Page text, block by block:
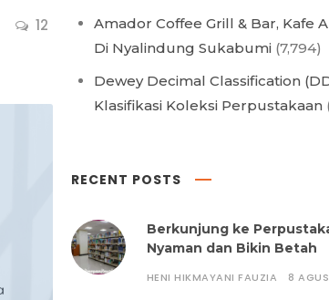
12
Amador Coffee Grill & Bar, Kafe
Di Nyalindung Sukabumi (7,794)
Dewey Decimal Classification
Klasifikasi Koleksi Perpustakaan
RECENT POSTS
Berkunjung ke
Nyaman dan Bikin Betah
HENI HIKMAYANI FAUZIA 8